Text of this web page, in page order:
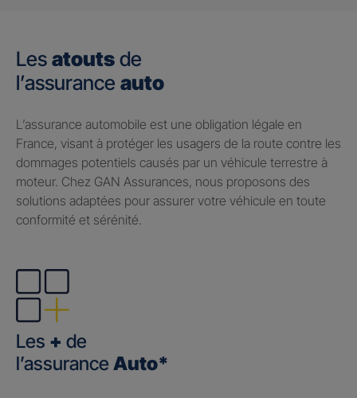
Les atouts de
l’assurance auto
​L’assurance automobile est une obligation légale en
France, visant à protéger les usagers de la route contre les
dommages potentiels causés par un véhicule terrestre à
moteur. Chez GAN Assurances, nous proposons des
solutions adaptées pour assurer votre véhicule en toute
conformité et sérénité.
Les + de
l’assurance Auto*